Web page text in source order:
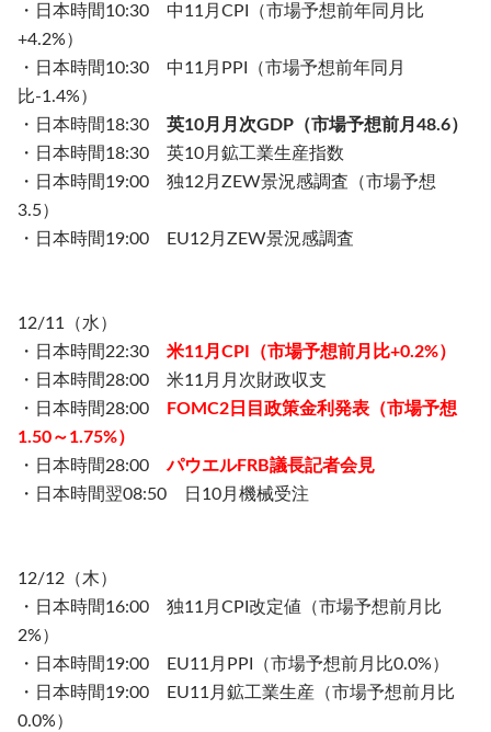
・日本時間10:30 中11月CPI（市場予想前年同月比
+4.2%）
・日本時間10:30 中11月PPI（市場予想前年同月
比-1.4%）
・日本時間18:30 英10月月次GDP（市場予想前月48.6）
・日本時間18:30 英10月鉱工業生産指数
・日本時間19:00 独12月ZEW景況感調査（市場予想
3.5）
・日本時間19:00 EU12月ZEW景況感調査
12/11（水）
・日本時間22:30 米11月CPI（市場予想前月比+0.2%）
・日本時間28:00 米11月月次財政収支
・日本時間28:00
FOMC2日目政策金利発表（市場予想
1.50～1.75%）
・日本時間28:00パウエルFRB議長記者会見
・日本時間翌08:50 日10月機械受注
12/12（木）
・日本時間16:00 独11月CPI改定値（市場予想前月比
2%）
・日本時間19:00 EU11月PPI（市場予想前月比0.0%）
・日本時間19:00 EU11月鉱工業生産（市場予想前月比
0.0%）